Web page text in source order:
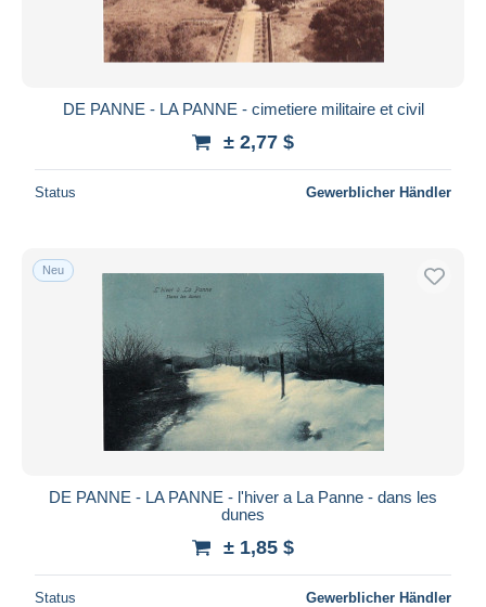
DE PANNE - LA PANNE - cimetiere militaire et civil
± 2,77 $
Status Gewerblicher Händler
Neu
DE PANNE - LA PANNE - l'hiver a La Panne - dans les
dunes
± 1,85 $
Status Gewerblicher Händler